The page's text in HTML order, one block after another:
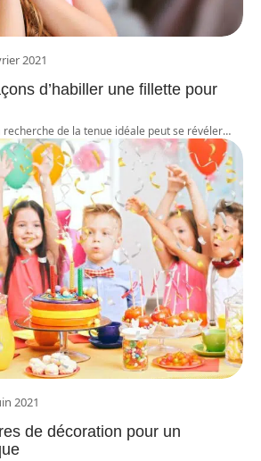
2021
d’habiller une fillette pour
recherche de la tenue idéale peut se révéler…
2021
de décoration pour un